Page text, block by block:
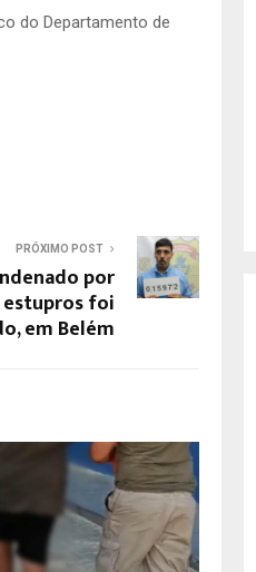
do Departamento de
PRÓXIMO POST
por
estupros foi
em Belém